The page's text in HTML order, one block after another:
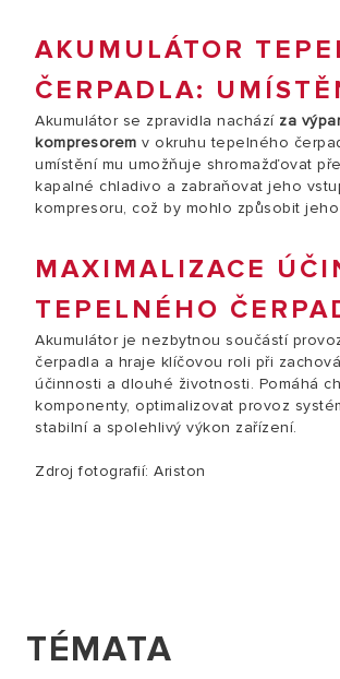
AKUMULÁTOR
ČERPADLA:
Akumulátor se zpravidla nachází za
kompresorem v okruhu tepelného
umístění mu umožňuje shromažďovat
kapalné chladivo a zabraňovat jeho
kompresoru, což by mohlo způsobit
MAXIMALIZACE
TEPELNÉHO
Akumulátor je nezbytnou součástí
čerpadla a hraje klíčovou roli při
účinnosti a dlouhé životnosti. Pomáhá
komponenty, optimalizovat provoz
stabilní a spolehlivý výkon zařízení.
Zdroj fotografií: Ariston
TÉMATA